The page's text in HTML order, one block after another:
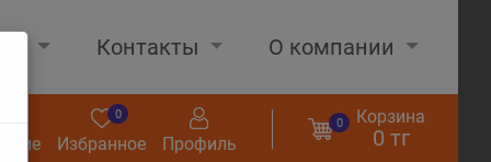
Контакты О компании
Избранное
0
Профиль
0 Корзина
0 тг